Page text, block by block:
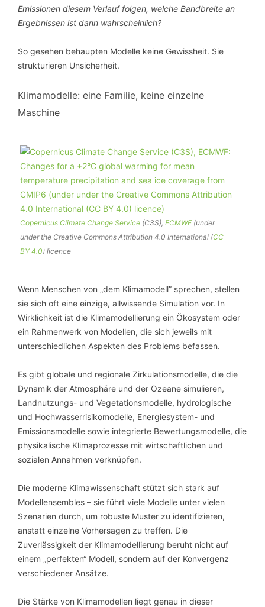
Emissionen diesem Verlauf folgen, welche Bandbreite an
Ergebnissen ist dann wahrscheinlich?
So gesehen behaupten Modelle keine Gewissheit. Sie
strukturieren Unsicherheit.
Klimamodelle: eine Familie, keine einzelne
Maschine
Copernicus Climate Change Service (C3S), ECMWF (under
under the Creative Commons Attribution 4.0 International (CC
BY 4.0) licence
Wenn Menschen von „dem Klimamodell” sprechen, stellen
sie sich oft eine einzige, allwissende Simulation vor. In
Wirklichkeit ist die Klimamodellierung ein Ökosystem oder
ein Rahmenwerk von Modellen, die sich jeweils mit
unterschiedlichen Aspekten des Problems befassen.
Es gibt globale und regionale Zirkulationsmodelle, die die
Dynamik der Atmosphäre und der Ozeane simulieren,
Landnutzungs- und Vegetationsmodelle, hydrologische
und Hochwasserrisikomodelle, Energiesystem- und
Emissionsmodelle sowie integrierte Bewertungsmodelle, die
physikalische Klimaprozesse mit wirtschaftlichen und
sozialen Annahmen verknüpfen.
Die moderne Klimawissenschaft stützt sich stark auf
Modellensembles – sie führt viele Modelle unter vielen
Szenarien durch, um robuste Muster zu identifizieren,
anstatt einzelne Vorhersagen zu treffen. Die
Zuverlässigkeit der Klimamodellierung beruht nicht auf
einem „perfekten“ Modell, sondern auf der Konvergenz
verschiedener Ansätze.
Die Stärke von Klimamodellen liegt genau in dieser